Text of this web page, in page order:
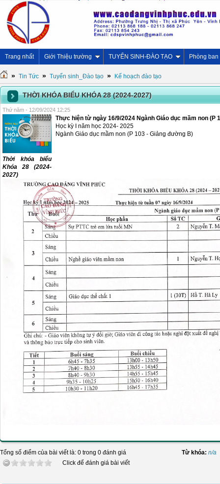
Trang nhất Giới Thiệu trường TUYỂN SINH-ĐÀO TẠO Phòng ban
» Tin Tức » Tuyển sinh_Đào tạo » Kế hoạch đào tạo
THỜI KHÓA BIỂU KHÓA 28 (2024-2027)
Thứ năm - 12/09/2024 12:25
Thời khóa biểu
Khóa 28 (2024-
2027)
Thực hiện từ ngày 16/9/2024 Ngành Giáo dục mầm non (P
Học kỳ I năm học 2024- 2025
Ngành Giáo dục mầm non (P 103 - Giảng đường B)
Tổng số điểm của bài viết là: 0 trong 0 đánh giá
Click để đánh giá bài viết
Từ khóa: n/a